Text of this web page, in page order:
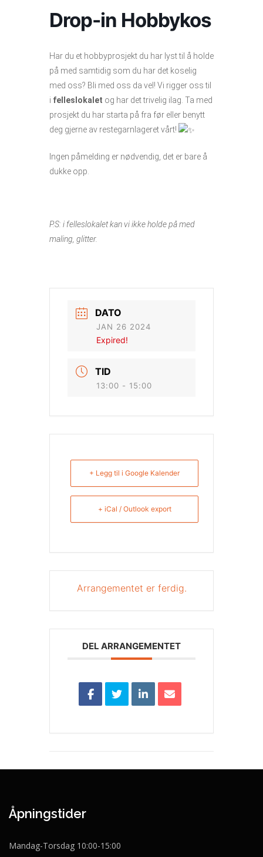
Drop-in Hobbykos
Har du et hobbyprosjekt du har lyst til å holde
på med samtidig som du har det koselig
med oss? Bli med oss da vel! Vi rigger oss til
i felleslokalet og har det trivelig ilag. Ta med
prosjekt du har starta på fra før eller benytt
deg gjerne av restegarnlageret vårt!
Ingen påmelding er nødvendig, det er bare å
dukke opp.
P.S: i felleslokalet kan vi ikke holde på med
maling, glitter.
DATO
JAN 26 2024
Expired!
TID
13:00 - 15:00
+ Legg til i Google Kalender
+ iCal / Outlook export
Arrangementet er ferdig.
DEL ARRANGEMENTET
Åpningstider
Mandag-Torsdag 10:00-15:00